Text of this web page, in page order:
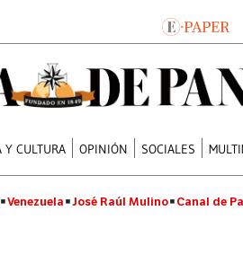
Y CULTURA OPINIÓN SOCIALES
Venezuela José Raúl Mulino Canal de